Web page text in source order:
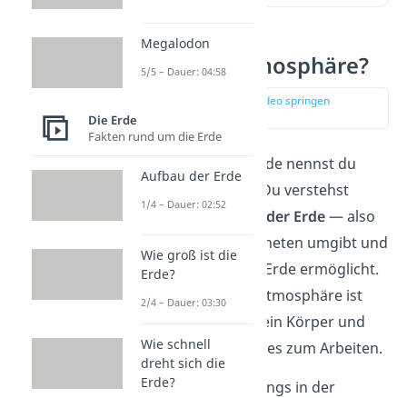
Was ist die Atmosphäre?
zur Stelle im Video springen
Die Atmosphäre der Erde nennst du
auch Erdatmosphäre. Du verstehst
darunter die
Lufthülle der Erde— also
den Raum, der den Planeten umgibt und
uns das Leben auf der Erde ermöglicht.
Eines der Gase in der Atmosphäre ist
. Dein Körper und
deinGehirnbrauchen es zum Arbeiten.
Je höher du dich allerdings in der
Megalodon
5/5 – Dauer: 04:58
Die Erde
Fakten rund um die Erde
Aufbau der Erde
1/4 – Dauer: 02:52
Wie groß ist die
Erde?
2/4 – Dauer: 03:30
Wie schnell
dreht sich die
Erde?